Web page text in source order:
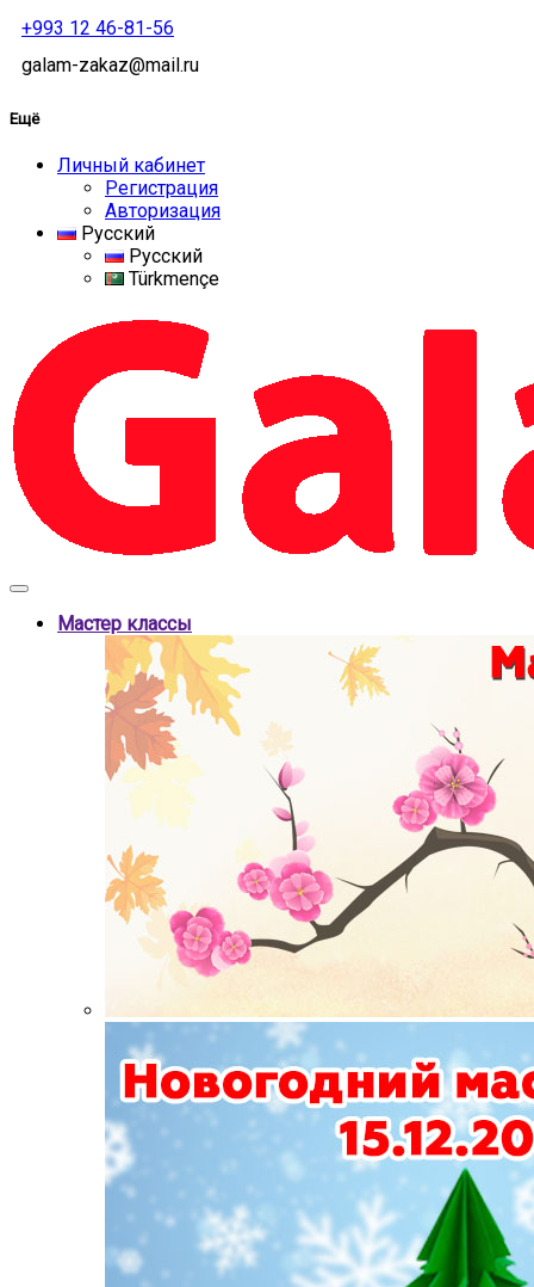
+993 12 46-81-56
galam-zakaz@mail.ru
Ещё
Личный кабинет
Регистрация
Авторизация
Русский
Русский
Türkmençe
Мастер классы